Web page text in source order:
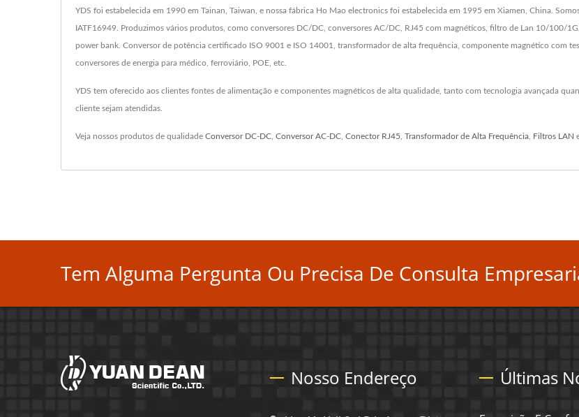
YDS foi estabelecida em 1990 em Tainan, Taiwan, e nossa fábrica Ho Mao electronics foi estabelecida em 1995 em Xiamen, China.
IATF16949. Produzimos vários produtos, como conversores DC/DC, conversores AC/DC, RJ45 com magnéticos, filtro de Lan 10/100/
power bank. Conversor de potência certificado ISO 9001 e ISO 14001, transformador de alta frequência, componente magnético com
conversores de energia para médico, ferroviário, POE, etc.
YDS tem oferecido aos clientes fontes de alimentação e componentes magnéticos de alta qualidade, tanto com tecnologia avançada
cliente sejam atendidas.
Veja nossos produtos de qualidade Conversor DC-DC Conversor AC-DC Conector RJ45 Transformador de Alta Frequência Filtros LAN
Tem Alguma Pergunta Ou Precisa De Consulta
Nosso Endereço Últimas